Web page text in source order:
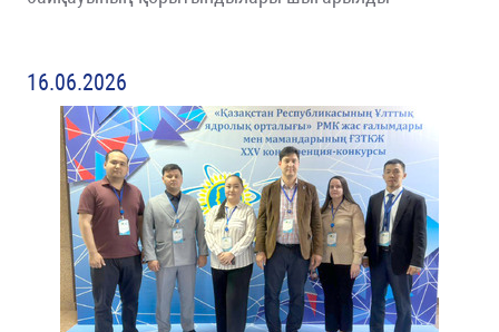
16.06.2026